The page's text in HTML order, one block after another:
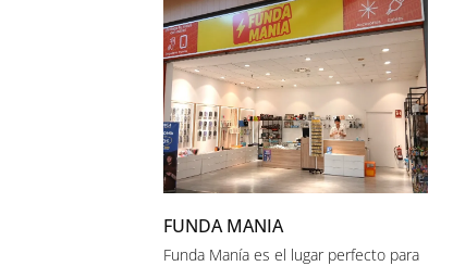
FUNDA MANIA
Funda Manía es el lugar perfecto para